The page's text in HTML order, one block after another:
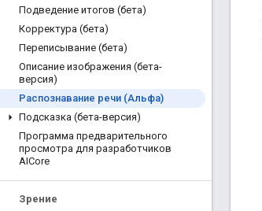
Подведение итогов (бета)
Корректура (бета)
Переписывание (бета)
Описание изображения (бета-
версия)
Распознавание речи (Альфа)
Подсказка (бета-версия)
Программа предварительного
просмотра для разработчиков
AICore
Зрение